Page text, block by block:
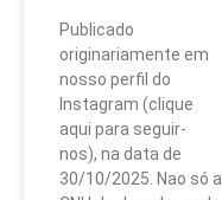
Publicado
originariamente em
nosso perfil do
Instagram (clique
aqui para seguir-
nos), na data de
30/10/2025. Nao só a